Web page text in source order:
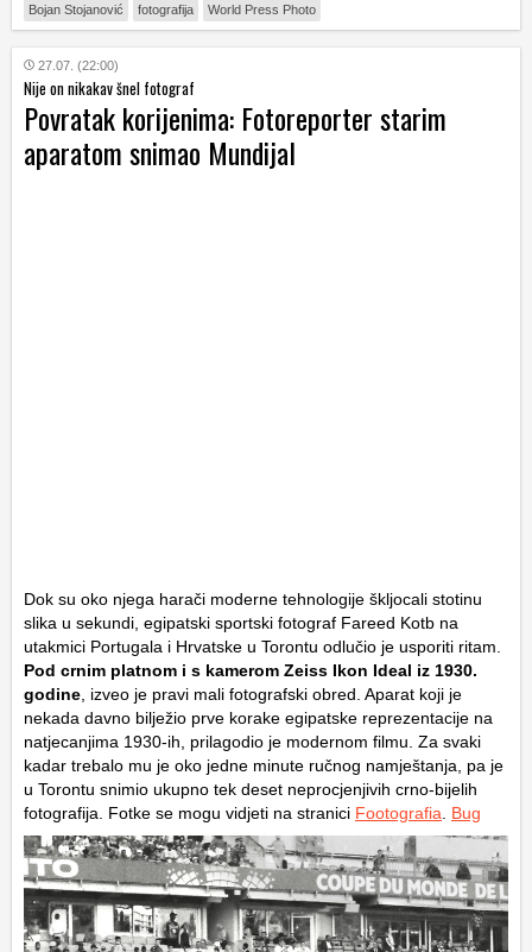
Bojan Stojanović fotografija World Press Photo
27.07. (22:00)
Nije on nikakav šnel fotograf
Povratak korijenima: Fotoreporter starim
aparatom snimao Mundijal
Dok su oko njega harači moderne tehnologije škljocali stotinu
slika u sekundi, egipatski sportski fotograf Fareed Kotb na
utakmici Portugala i Hrvatske u Torontu odlučio je usporiti ritam.
Pod crnim platnom i s kamerom Zeiss Ikon Ideal iz 1930.
godine , izveo je pravi mali fotografski obred. Aparat koji je
nekada davno bilježio prve korake egipatske reprezentacije na
natjecanjima 1930-ih, prilagodio je modernom filmu. Za svaki
kadar trebalo mu je oko jedne minute ručnog namještanja, pa je
u Torontu snimio ukupno tek deset neprocjenjivih crno-bijelih
fotografija. Fotke se mogu vidjeti na stranici Footografia Bug